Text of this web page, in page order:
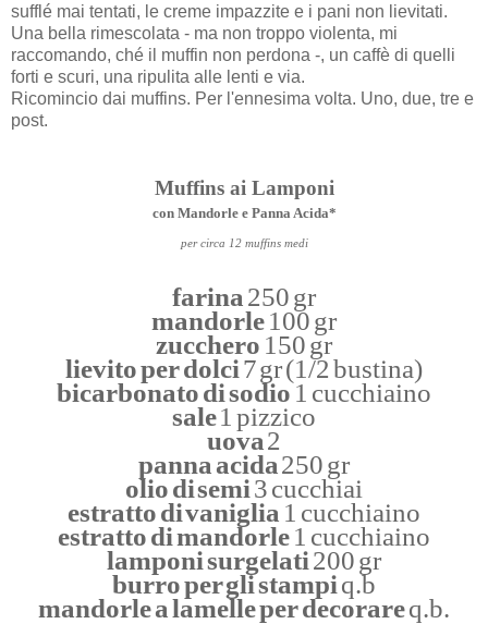
sufflé mai tentati, le creme impazzite e i pani non lievitati.
Una bella rimescolata - ma non troppo violenta, mi
raccomando, ché il muffin non perdona -, un caffè di quelli
forti e scuri, una ripulita alle lenti e via.
Ricomincio dai muffins. Per l'ennesima volta. Uno, due, tre e
post.
Muffins ai Lamponi
con Mandorle e Panna Acida*
per circa 12 muffins medi
farina 250 gr
mandorle100 gr
zucchero 150 gr
lievito per dolci7 gr (1/2 bustina)
bicarbonato di sodio1 cucchiaino
sale1 pizzico
uova2
panna acida250 gr
olio di semi3 cucchiai
estratto di vaniglia 1 cucchiaino
estratto di mandorle1 cucchiaino
lamponi surgelati200 gr
burro per gli stampiq.b
mandorle a lamelle per decorareq.b.